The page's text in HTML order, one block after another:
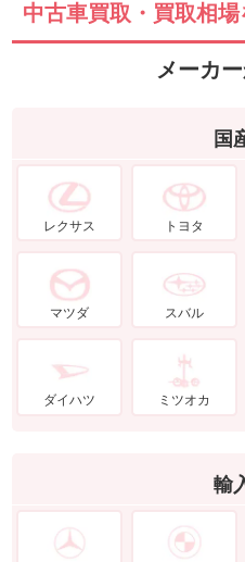
中古車買取・買取相場
メーカ
国
レクサス トヨタ
マツダ スバル
ダイハツ ミツオカ
輸